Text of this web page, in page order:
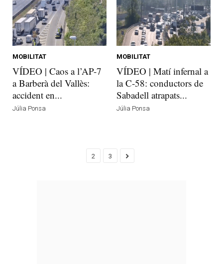
MOBILITAT
VÍDEO | Caos a l’AP-7
a Barberà del Vallès:
accident en...
Júlia Ponsa
MOBILITAT
VÍDEO | Matí infernal a
la C-58: conductors de
Sabadell atrapats...
Júlia Ponsa
2 3